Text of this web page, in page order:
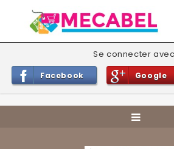
Se connecter
Facebook Google